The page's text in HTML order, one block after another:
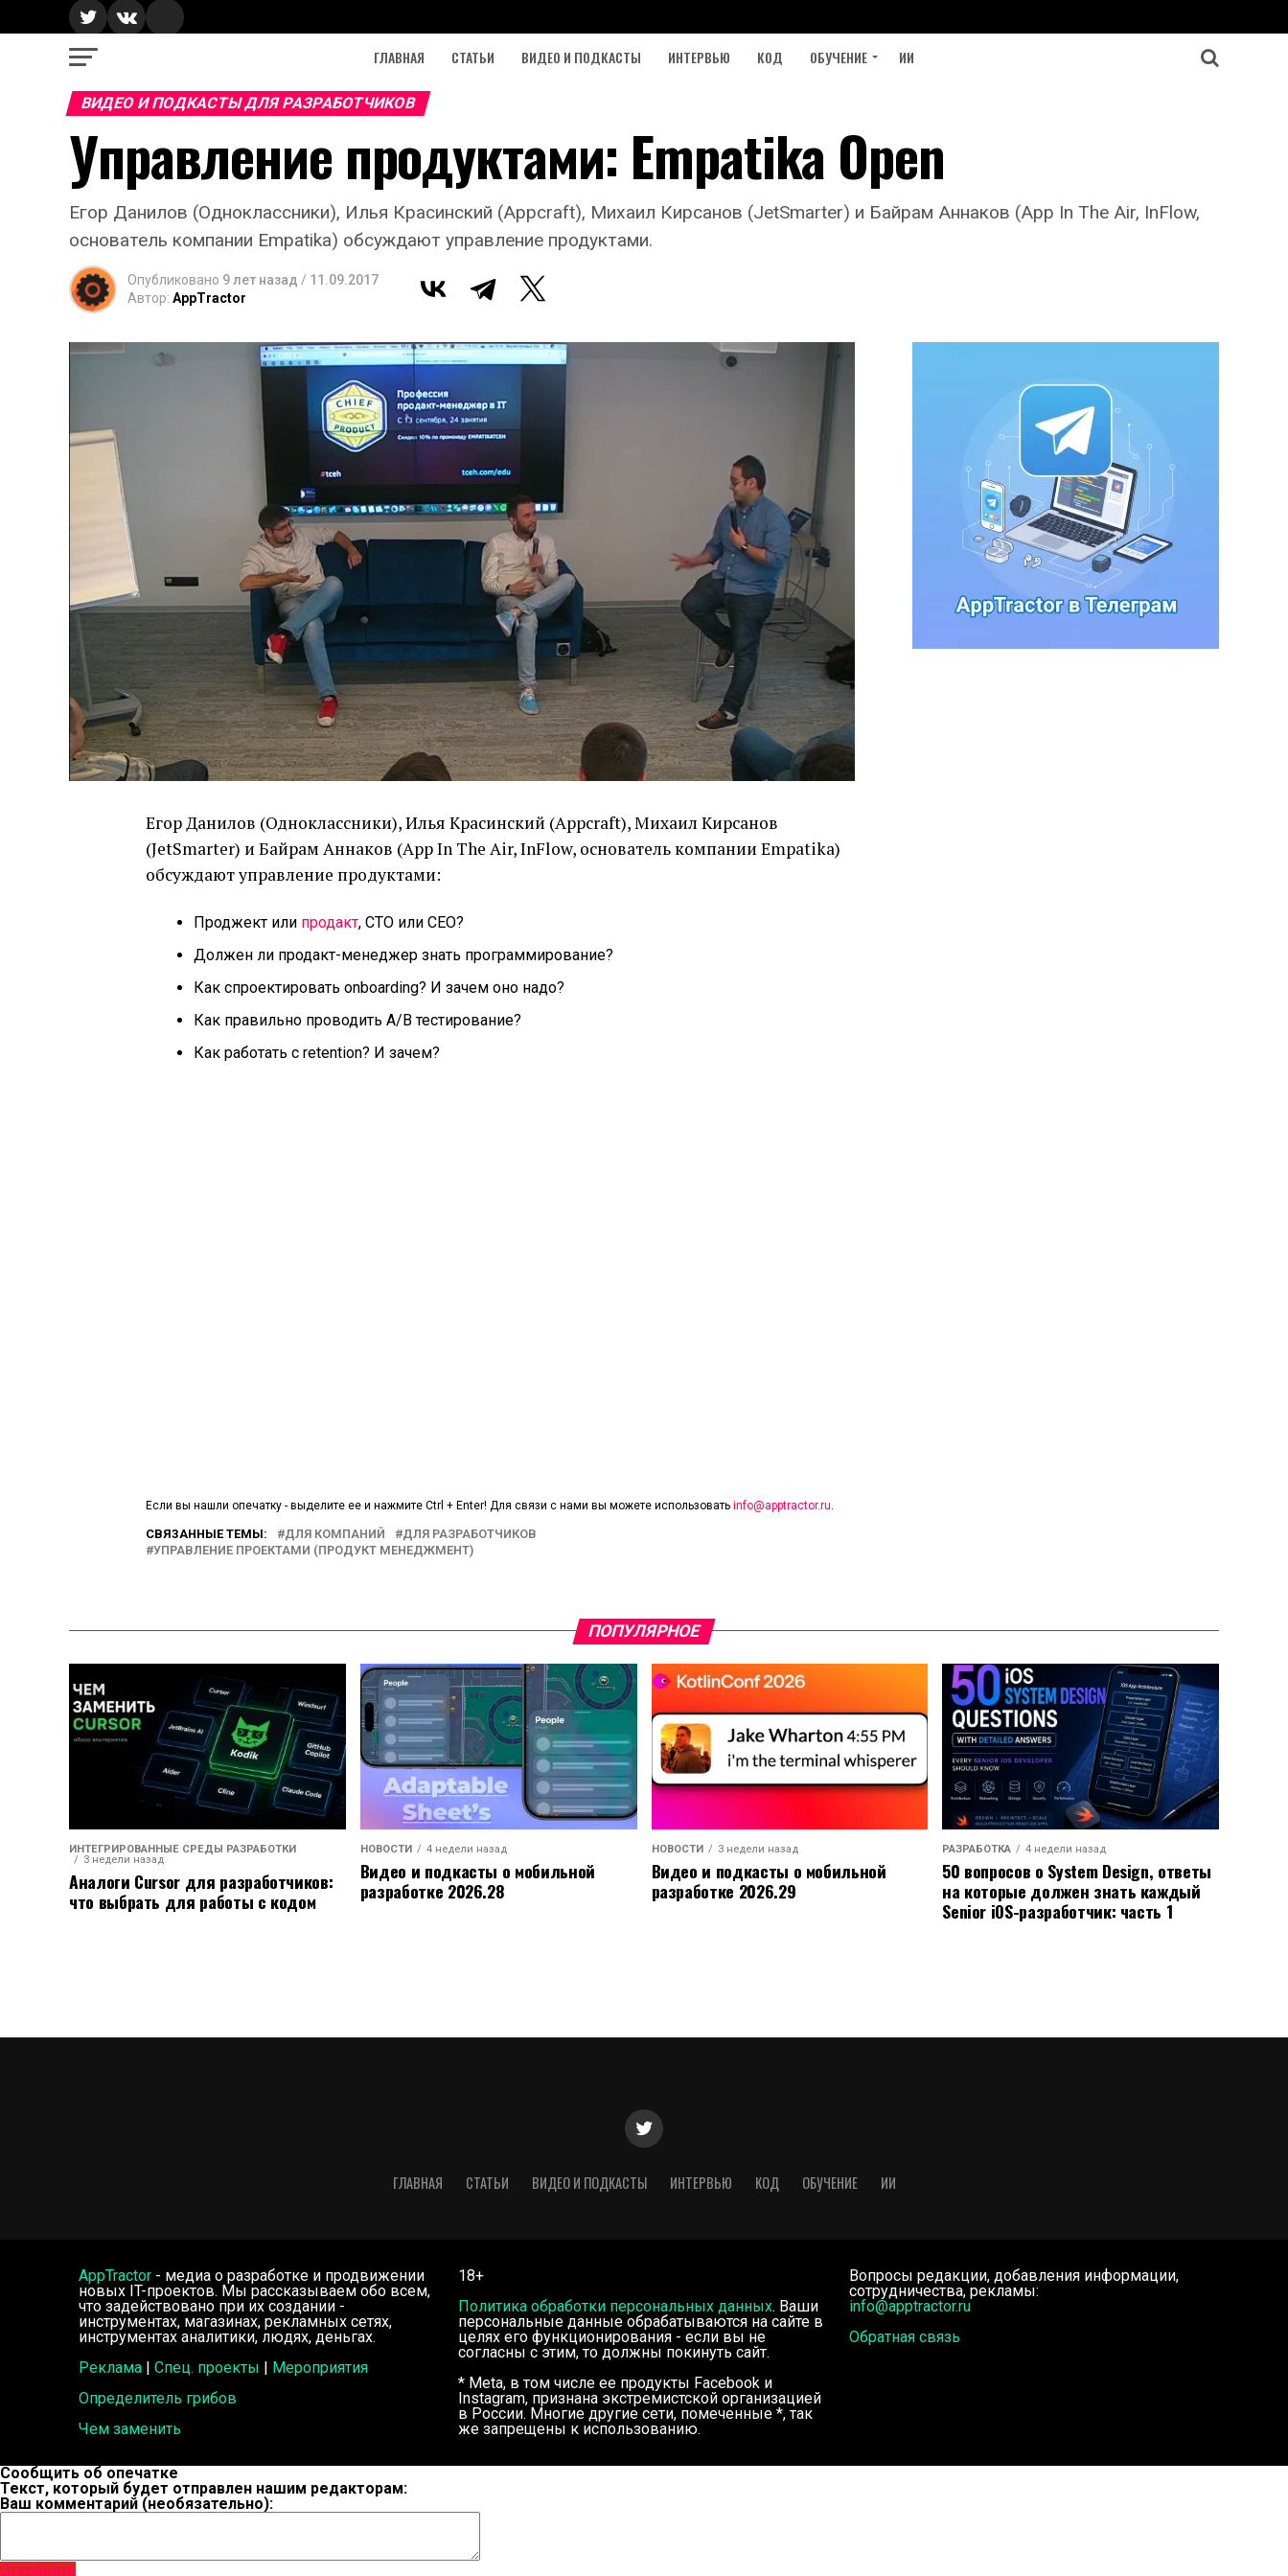
ГЛАВНАЯ СТАТЬИ ВИДЕО И ПОДКАСТЫ ИНТЕРВЬЮ КОД ОБУЧЕНИЕ ИИ
ВИДЕО И ПОДКАСТЫ ДЛЯ РАЗРАБОТЧИКОВ
Управление продуктами: Empatika Open
Егор Данилов (Одноклассники), Илья Красинский (Appcraft), Михаил Кирсанов (JetSmarter) и Байрам Аннаков (App In The Air, InFlow,
основатель компании Empatika) обсуждают управление продуктами.
Опубликовано 9 лет назад / 11.09.2017
Автор: AppTractor
Егор Данилов (Одноклассники), Илья Красинский (Appcraft), Михаил Кирсанов
(JetSmarter) и Байрам Аннаков (App In The Air, InFlow, основатель компании Empatika)
обсуждают управление продуктами:
Проджект или продакт, CTO или CEO?
Должен ли продакт-менеджер знать программирование?
Как спроектировать onboarding? И зачем оно надо?
Как правильно проводить A/B тестирование?
Как работать с retention? И зачем?
Если вы нашли опечатку - выделите ее и нажмите Ctrl + Enter! Для связи с нами вы можете использовать info@apptractor.ru
СВЯЗАННЫЕ ТЕМЫ: ДЛЯ КОМПАНИЙ
ДЛЯ РАЗРАБОТЧИКОВ
УПРАВЛЕНИЕ ПРОЕКТАМИ (ПРОДУКТ МЕНЕДЖМЕНТ)
ПОПУЛЯРНОЕ
ИНТЕГРИРОВАННЫЕ СРЕДЫ РАЗРАБОТКИ
3 недели назад
Аналоги Cursor для разработчиков:
что выбрать для работы с кодом
НОВОСТИ 4 недели назад
Видео и подкасты о мобильной
разработке 2026.28
НОВОСТИ 3 недели назад
Видео и подкасты о мобильной
разработке 2026.29
РАЗРАБОТКА 4 недели назад
50 вопросов о System Design, ответы
на которые должен знать каждый
Senior iOS-разработчик: часть 1
ГЛАВНАЯ СТАТЬИ ВИДЕО И ПОДКАСТЫ ИНТЕРВЬЮ КОД ОБУЧЕНИЕ ИИ
AppTractor - медиа о разработке и продвижении
новых IT-проектов. Мы рассказываем обо всем,
что задействовано при их создании -
инструментах, магазинах, рекламных сетях,
инструментах аналитики, людях, деньгах.
Реклама | Спец. проекты | Мероприятия
Определитель грибов
Чем заменить
18+
Политика обработки персональных данных. Ваши
персональные данные обрабатываются на сайте в
целях его функционирования - если вы не
согласны с этим, то должны покинуть сайт.
* Meta, в том числе ее продукты Facebook и
Instagram, признана экстремистской организацией
в России. Многие другие сети, помеченные *, так
же запрещены к использованию.
Вопросы редакции, добавления информации,
сотрудничества, рекламы:
info@apptractor.ru
Обратная связь
Сообщить об опечатке
Текст, который будет отправлен нашим редакторам:
Ваш комментарий (необязательно):
Отправить